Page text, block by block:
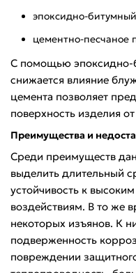
эпоксидно-
цементно-песчаное
С помощью эпоксидно-
снижается влияние
цемента позволяет
поверхность изделия
Преимущества и
Среди преимуществ
выделить длительный
устойчивость к
воздействиям. В то же
некоторых изъянов. К
подверженность
повреждении